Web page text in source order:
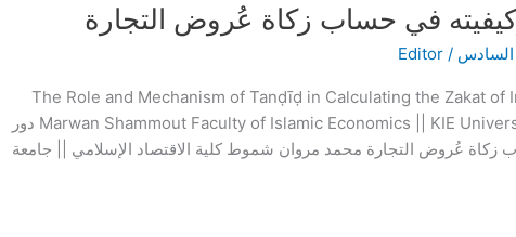
في حساب زكاة عُروض التجارة
السادس /
Editor
The Role and Mechanism of Tanḍīḍ in Calculating the Zakat of
Marwan Shammout Faculty of Islamic Economics || KIE University || Online University دور
زكاة عُروض التجارة محمد مروان شموط كلية الاقتصاد الإسلامي || جامعة